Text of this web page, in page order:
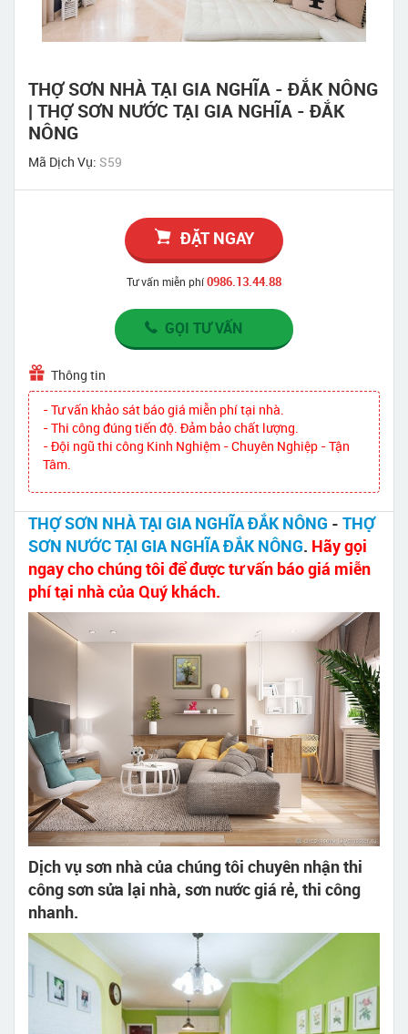
THỢ SƠN NHÀ TẠI GIA NGHĨA - ĐẮK NÔNG
| THỢ SƠN NƯỚC TẠI GIA NGHĨA - ĐẮK
NÔNG
Mã Dịch Vụ: S59
ĐẶT NGAY
Tư vấn miễn phí0986.13.44.88
GỌI TƯ VẤN
Thông tin
- Tư vấn khảo sát báo giá miễn phí tại nhà.
- Thi công đúng tiến độ. Đảm bảo chất lượng.
- Đội ngũ thi công Kinh Nghiệm - Chuyên Nghiệp - Tận
Tâm.
THỢ SƠN NHÀ TẠI GIA NGHĨA ĐẮK NÔNG - THỢ
SƠN NƯỚC TẠI GIA NGHĨA ĐẮK NÔNG. Hãy gọi
ngay cho chúng tôi để được tư vấn báo giá miễn
phí tại nhà của Quý khách.
Dịch vụ sơn nhà của chúng tôi chuyên nhận thi
công sơn sửa lại nhà, sơn nước giá rẻ, thi công
nhanh.